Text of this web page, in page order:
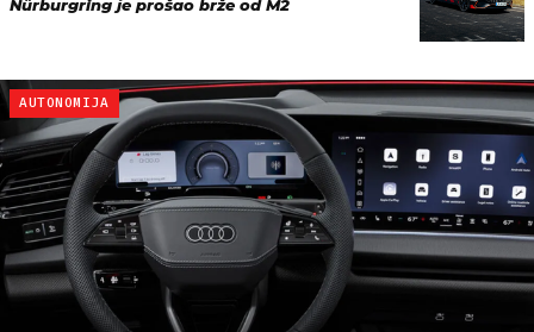
Nürburgring je prošao brže od M2
AUTONOMIJA